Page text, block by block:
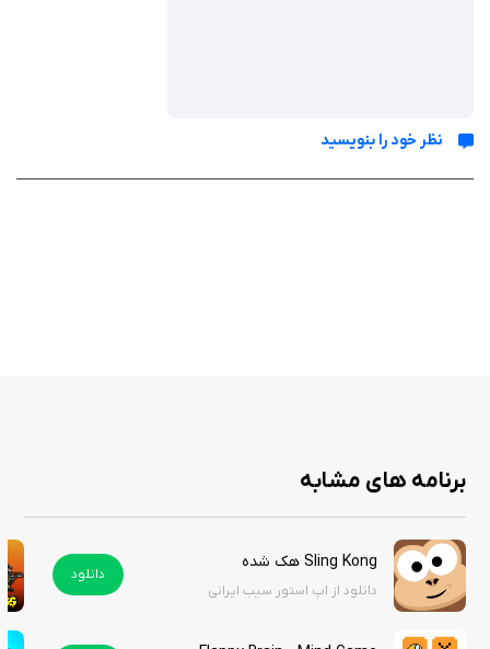
کنترل این بازی به راحتی و با یک لمس ساده صورت می‌گیرد که این امر
نظر خود را بنویسید
برنامه های مشابه
Sling Kong هک شده
دانلود از اپ استور سیب ایرانی
دانلود